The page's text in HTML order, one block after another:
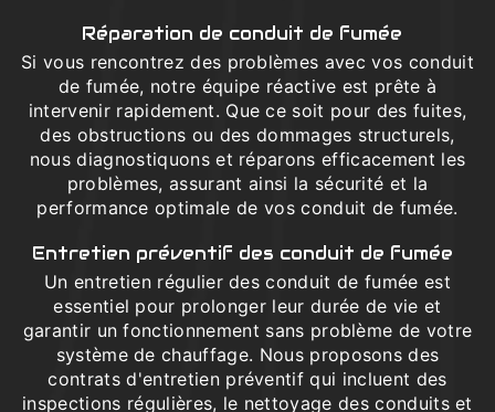
Réparation de conduit de fumée
Si vous rencontrez des problèmes avec vos conduit
de fumée, notre équipe réactive est prête à
intervenir rapidement. Que ce soit pour des fuites,
des obstructions ou des dommages structurels,
nous diagnostiquons et réparons efficacement les
problèmes, assurant ainsi la sécurité et la
performance optimale de vos conduit de fumée.
Entretien préventif des conduit de fumée
Un entretien régulier des conduit de fumée est
essentiel pour prolonger leur durée de vie et
garantir un fonctionnement sans problème de votre
système de chauffage. Nous proposons des
contrats d'entretien préventif qui incluent des
inspections régulières, le nettoyage des conduits et